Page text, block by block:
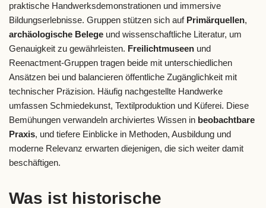
praktische Handwerksdemonstrationen und immersive
Bildungserlebnisse. Gruppen stützen sich auf Primärquellen,
archäologische Belege und wissenschaftliche Literatur, um
Genauigkeit zu gewährleisten. Freilichtmuseen und
Reenactment-Gruppen tragen beide mit unterschiedlichen
Ansätzen bei und balancieren öffentliche Zugänglichkeit mit
technischer Präzision. Häufig nachgestellte Handwerke
umfassen Schmiedekunst, Textilproduktion und Küferei. Diese
Bemühungen verwandeln archiviertes Wissen in beobachtbare
Praxis, und tiefere Einblicke in Methoden, Ausbildung und
moderne Relevanz erwarten diejenigen, die sich weiter damit
beschäftigen.
Was ist historische